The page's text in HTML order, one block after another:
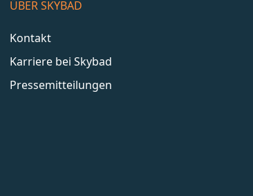
ÜBER SKYBAD
Kontakt
Karriere bei Skybad
Pressemitteilungen